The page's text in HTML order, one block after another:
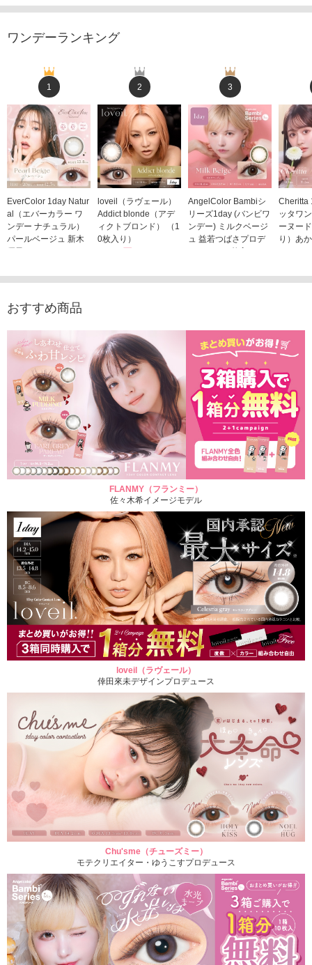
ワンデーランキング
1
EverColor 1day Natur
al（エバーカラー ワ
ンデー ナチュラル）
パールベージュ 新木
優子イメージモデルカ
2,598円(税込)
2
loveil（ラヴェール）
Addict blonde（アデ
ィクトブロンド） （1
0枚入り）
3
AngelColor Bambiシ
リーズ1day (バンビワ
ンデー) ミルクベージ
ュ 益若つばさプロデ
ュース（10枚入り）
Cheritta
ッタワ
ーヌー
り）あ
おすすめ商品
FLANMY（フランミー）
佐々木希イメージモデル
loveil（ラヴェール）
倖田來未デザインプロデュース
Chu'sme（チューズミー）
モテクリエイター・ゆうこすプロデュース